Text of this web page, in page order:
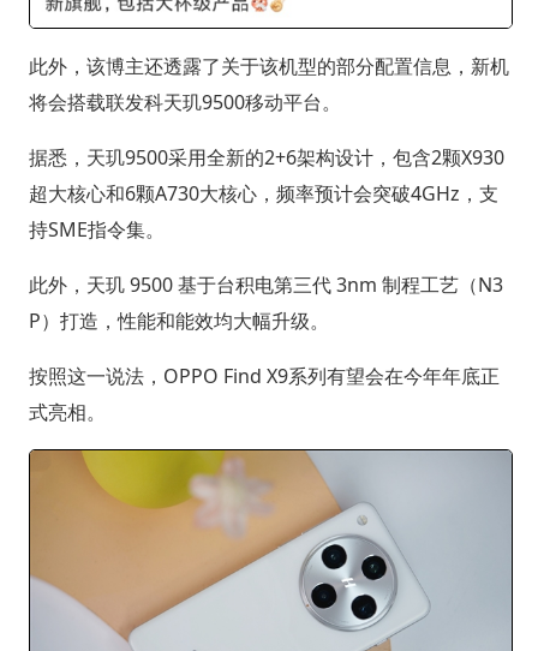
此外，该博主还透露了关于该机型的部分配置信息，新机
将会搭载联发科天玑9500移动平台。
据悉，天玑9500采用全新的2+6架构设计，包含2颗X930
超大核心和6颗A730大核心，频率预计会突破4GHz，支
持SME指令集。
此外，天玑 9500 基于台积电第三代 3nm 制程工艺（N3
P）打造，性能和能效均大幅升级。
按照这一说法，OPPO Find X9系列有望会在今年年底正
式亮相。